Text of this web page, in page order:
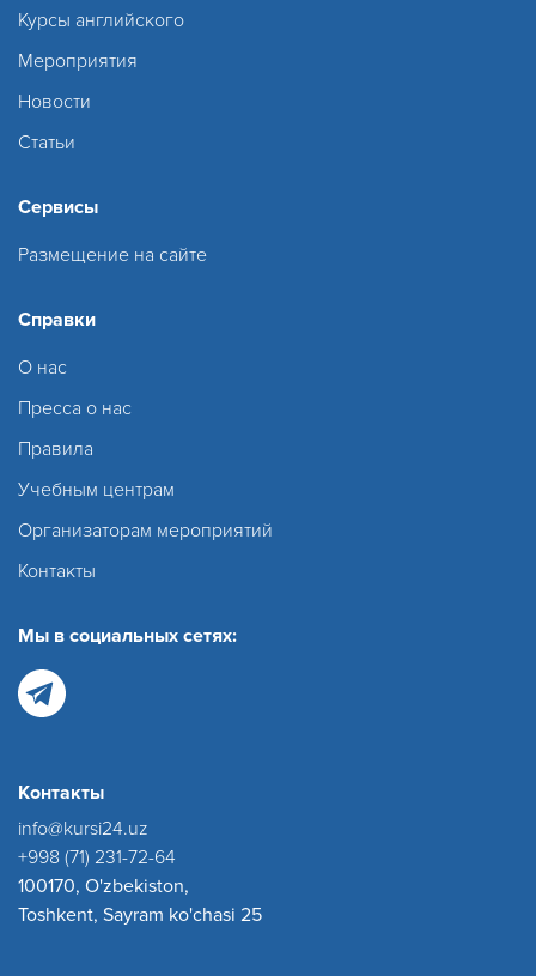
Курсы английского
Мероприятия
Новости
Статьи
Сервисы
Размещение на сайте
Справки
О нас
Пресса о нас
Правила
Учебным центрам
Организаторам мероприятий
Контакты
Мы в социальных сетях:
Контакты
info@kursi24.uz
+998 (71) 231-72-64
100170, O'zbekiston,
Toshkent, Sayram ko'chasi 25